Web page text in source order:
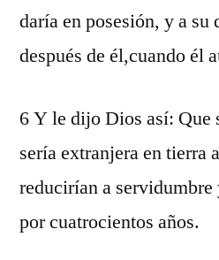
daría en posesión, y a su
después de él,cuando él
6 Y le dijo Dios así: Que
sería extranjera en tierra
reducirían a
por cuatrocientos años.